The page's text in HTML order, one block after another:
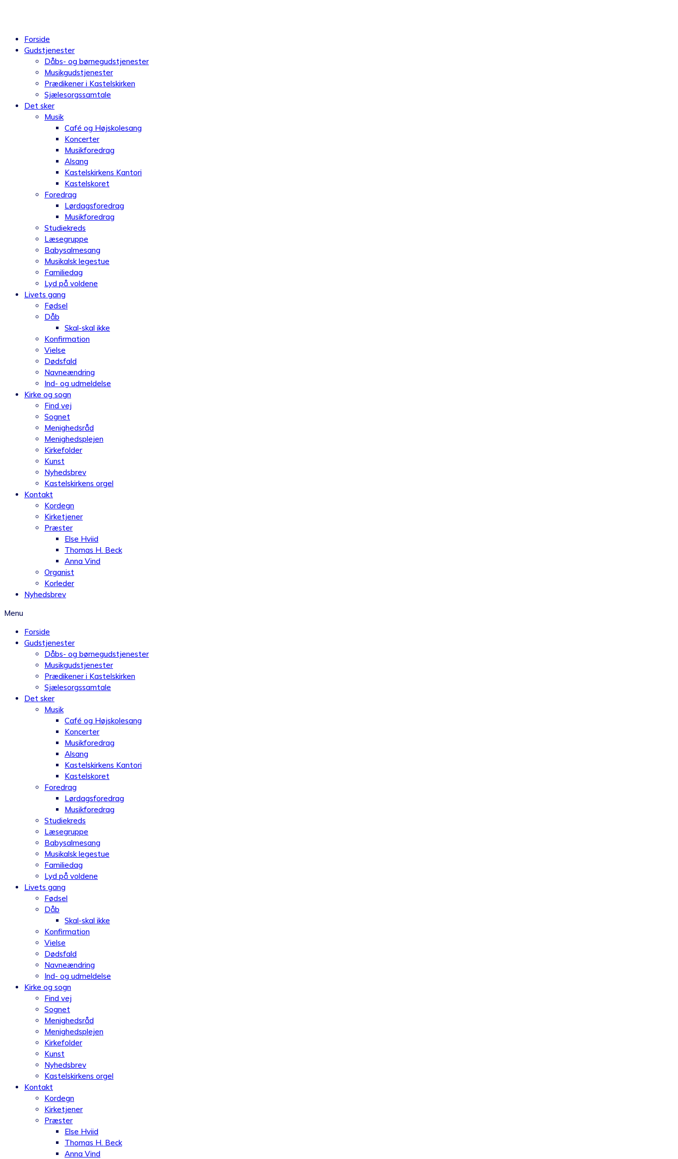
Forside
Gudstjenester
Dåbs- og børnegudstjenester
Musikgudstjenester
Prædikener i Kastelskirken
Sjælesorgssamtale
Det sker
Musik
Café og Højskolesang
Koncerter
Musikforedrag
Alsang
Kastelskirkens Kantori
Kastelskoret
Foredrag
Lørdagsforedrag
Musikforedrag
Studiekreds
Læsegruppe
Babysalmesang
Musikalsk legestue
Familiedag
Lyd på voldene
Livets gang
Fødsel
Dåb
Skal-skal ikke
Konfirmation
Vielse
Dødsfald
Navneændring
Ind- og udmeldelse
Kirke og sogn
Find vej
Sognet
Menighedsråd
Menighedsplejen
Kirkefolder
Kunst
Nyhedsbrev
Kastelskirkens orgel
Kontakt
Kordegn
Kirketjener
Præster
Else Hviid
Thomas H. Beck
Anna Vind
Organist
Korleder
Nyhedsbrev
Menu
Forside
Gudstjenester
Dåbs- og børnegudstjenester
Musikgudstjenester
Prædikener i Kastelskirken
Sjælesorgssamtale
Det sker
Musik
Café og Højskolesang
Koncerter
Musikforedrag
Alsang
Kastelskirkens Kantori
Kastelskoret
Foredrag
Lørdagsforedrag
Musikforedrag
Studiekreds
Læsegruppe
Babysalmesang
Musikalsk legestue
Familiedag
Lyd på voldene
Livets gang
Fødsel
Dåb
Skal-skal ikke
Konfirmation
Vielse
Dødsfald
Navneændring
Ind- og udmeldelse
Kirke og sogn
Find vej
Sognet
Menighedsråd
Menighedsplejen
Kirkefolder
Kunst
Nyhedsbrev
Kastelskirkens orgel
Kontakt
Kordegn
Kirketjener
Præster
Else Hviid
Thomas H. Beck
Anna Vind